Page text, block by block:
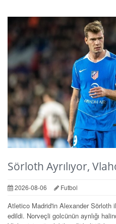
Sörloth Ayrılıyor,
2026-08-06 Futbol
Atletico Madrid'in Alexander Sörloth
edildi. Norveçli golcünün ayrılığı